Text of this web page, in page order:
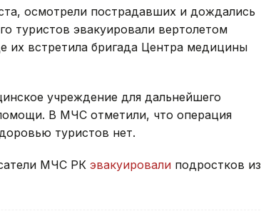
осмотрели пострадавших и дождались
туристов эвакуировали вертолетом
их встретила бригада Центра медицины
учреждение для дальнейшего
В МЧС отметили, что операция
туристов нет.
МЧС РК эвакуировали подростков из